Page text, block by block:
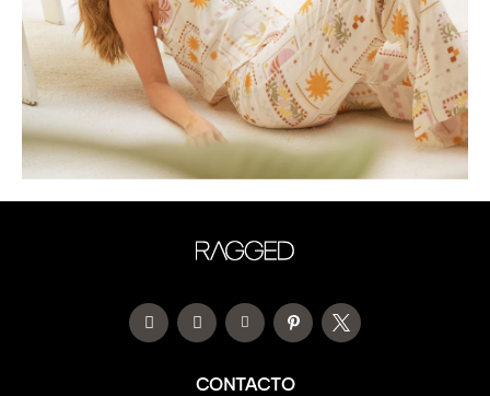
CONTACTO